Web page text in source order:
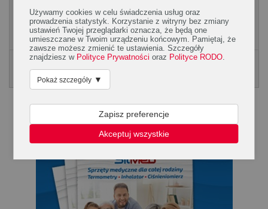
można cieszyć się z rodziną i przyjaciółmi. Dawniej pępkowe
kojarzone było tylko ze spotkaniem w męskim...
Poradnik Silmed
KLIKNIJ, ABY POBRAĆ PORADNK
Używamy cookies w celu świadczenia usług oraz
prowadzenia statystyk. Korzystanie z witryny bez zmiany
ustawień Twojej przeglądarki oznacza, że będą one
umieszczane w Twoim urządzeniu końcowym. Pamiętaj, że
zawsze możesz zmienić te ustawienia. Szczegóły
znajdziesz w Polityce Prywatności oraz Polityce RODO.
Pokaż szczegóły ▼
Zapisz preferencje
Akceptuj wszystkie